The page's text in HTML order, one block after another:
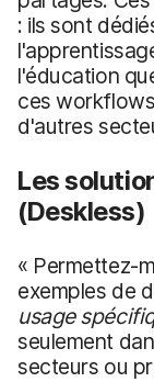
: ils sont
l'éducation
ces
d'autres
Les
(Deskless)
« Permettez-
exemples de
usage
seulement
secteurs ou